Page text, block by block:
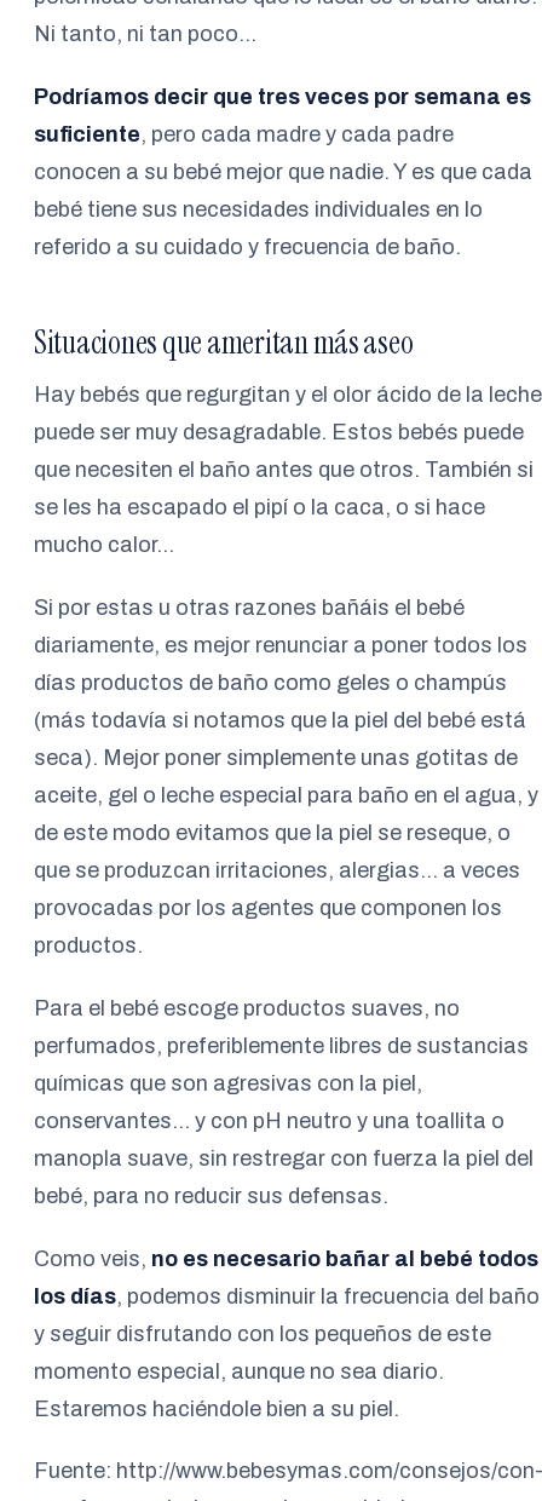
Ni tanto, ni tan poco…
Podríamos decir que tres veces por semana es
suficiente, pero cada madre y cada padre
conocen a su bebé mejor que nadie. Y es que cada
bebé tiene sus necesidades individuales en lo
referido a su cuidado y frecuencia de baño.
Situaciones que ameritan más aseo
Hay bebés que regurgitan y el olor ácido de la leche
puede ser muy desagradable. Estos bebés puede
que necesiten el baño antes que otros. También si
se les ha escapado el pipí o la caca, o si hace
mucho calor…
Si por estas u otras razones bañáis el bebé
diariamente, es mejor renunciar a poner todos los
días productos de baño como geles o champús
(más todavía si notamos que la piel del bebé está
seca). Mejor poner simplemente unas gotitas de
aceite, gel o leche especial para baño en el agua, y
de este modo evitamos que la piel se reseque, o
que se produzcan irritaciones, alergias… a veces
provocadas por los agentes que componen los
productos.
Para el bebé escoge productos suaves, no
perfumados, preferiblemente libres de sustancias
químicas que son agresivas con la piel,
conservantes… y con pH neutro y una toallita o
manopla suave, sin restregar con fuerza la piel del
bebé, para no reducir sus defensas.
Como veis, no es necesario bañar al bebé todos
los días, podemos disminuir la frecuencia del baño
y seguir disfrutando con los pequeños de este
momento especial, aunque no sea diario.
Estaremos haciéndole bien a su piel.
Fuente: http://www.bebesymas.com/consejos/con-